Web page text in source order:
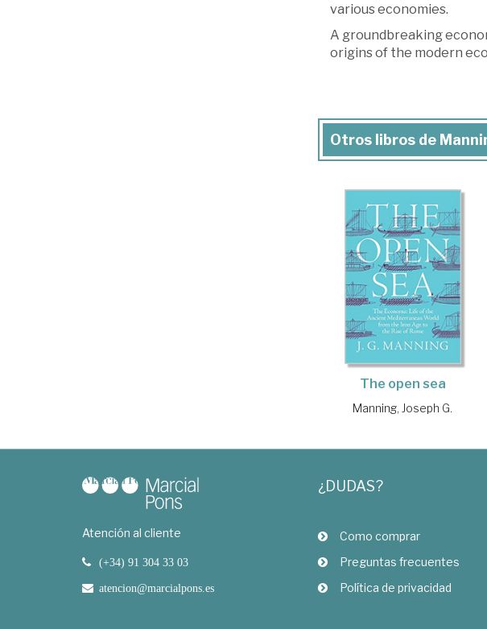
various economies.
A groundbreaking
origins of the modern
Otros libros de
The open sea
Manning, Joseph G.
Atención al cliente
(+34) 91 304 33 03
atencion@marcialpons.es
¿DUDAS?
Como comprar
Preguntas frecuentes
Política de privacidad